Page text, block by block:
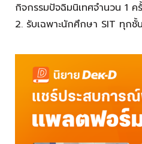
กิจกรรมปัจฉิมนิเทศจำนวน 1 ค
2. รับเฉพาะนักศึกษา SIT ทุกชั้